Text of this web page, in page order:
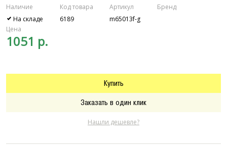
Наличие
На складе
Код товара
6189
Артикул
m65013f-g
Бренд
Цена
1051 р.
Купить
Заказать в один клик
Нашли дешевле?